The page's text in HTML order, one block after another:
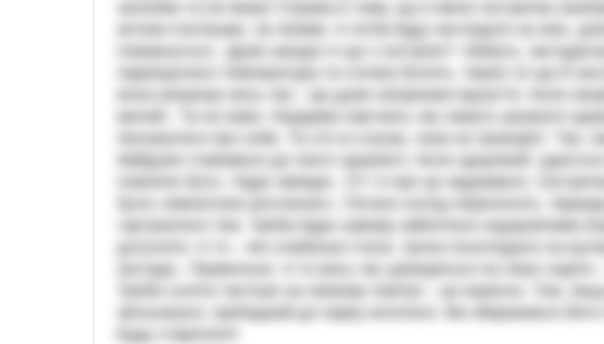
аптеки поспішаю, за ліками. А потім буду наглядати за нею,
повернуться.- Дуже шкода! А що з сестрою?- Мабуть,
вона капризує весь час.- Це дуже неприємні відчуття. Коли
милий.- Та не кажи. Недарма нам весь час кажуть цінувати
байдуже ставимося до свого здоров’я. Коли здоровий,
повинне бути, і буде завжди.- От і я про це задумався.
гартуватися теж. Треба буде самому зайнятися оздоровчими
долучити. А то – які слабенькі стали, трохи похолодало на
застуда.- Правильно. А то весь час доведеться на ліках сидіти –
звільнишся, приїжджай до парку кататися. Ми збираємося біля
Буду старатися!